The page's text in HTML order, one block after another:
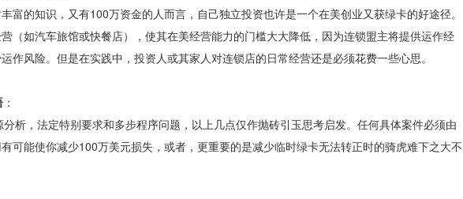
富的知识，又有100万资金的人而言，自己独立投资也许是一个在美创业又获绿卡的好途径。
（如汽车旅馆或快餐店），使其在美经营能力的门槛大大降低，因为连锁盟主将提供运作经
作风险。但是在实践中，投资人或其家人对连锁店的日常经营还是必须花费一些心思。
：
析，法定特别要求和多步程序问题，以上几点仅作抛砖引玉思考启发。任何具体案件必须由
可能使你减少100万美元损失，或者，更重要的是减少临时绿卡无法转正时的骑虎难下之大不